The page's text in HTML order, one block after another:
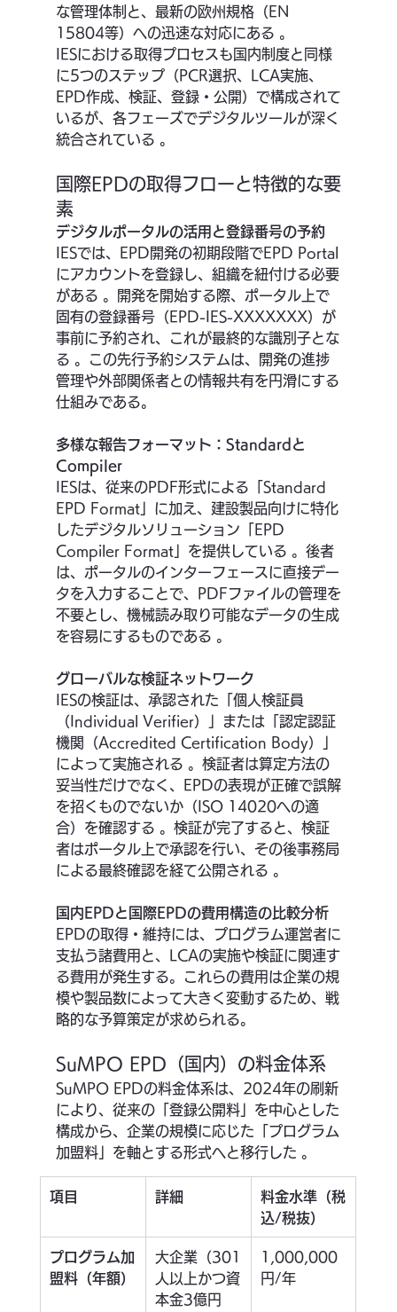
な管理体制と、最新の欧州規格（EN
15804等）への迅速な対応にある 。
IESにおける取得プロセスも国内制度と同様
に5つのステップ（PCR選択、LCA実施、
EPD作成、検証、登録・公開）で構成されて
いるが、各フェーズでデジタルツールが深く
統合されている 。
国際EPDの取得フローと特徴的な要
素
デジタルポータルの活用と登録番号の予約
IESでは、EPD開発の初期段階でEPD Portal
にアカウントを登録し、組織を紐付ける必要
がある 。開発を開始する際、ポータル上で
固有の登録番号（EPD-IES-XXXXXXX）が
事前に予約され、これが最終的な識別子とな
る 。この先行予約システムは、開発の進捗
管理や外部関係者との情報共有を円滑にする
仕組みである。
多様な報告フォーマット：Standardと
Compiler
IESは、従来のPDF形式による「Standard
EPD Format」に加え、建設製品向けに特化
したデジタルソリューション「EPD
Compiler Format」を提供している 。後者
は、ポータルのインターフェースに直接デー
タを入力することで、PDFファイルの管理を
不要とし、機械読み取り可能なデータの生成
を容易にするものである 。
グローバルな検証ネットワーク
IESの検証は、承認された「個人検証員
（Individual Verifier）」または「認定認証
機関（Accredited Certification Body）」
によって実施される 。検証者は算定方法の
妥当性だけでなく、EPDの表現が正確で誤解
を招くものでないか（ISO 14020への適
合）を確認する 。検証が完了すると、検証
者はポータル上で承認を行い、その後事務局
による最終確認を経て公開される 。
国内EPDと国際EPDの費用構造の比較分析
EPDの取得・維持には、プログラム運営者に
支払う諸費用と、LCAの実施や検証に関連す
る費用が発生する。これらの費用は企業の規
模や製品数によって大きく変動するため、戦
略的な予算策定が求められる。
SuMPO EPD（国内）の料金体系
SuMPO EPDの料金体系は、2024年の刷新
により、従来の「登録公開料」を中心とした
構成から、企業の規模に応じた「プログラム
加盟料」を軸とする形式へと移行した 。
項目 詳細
料金水準（税
込/税抜）
プログラム加
盟料（年額）
大企業（301
人以上かつ資
本金3億円
1,000,000
円/年